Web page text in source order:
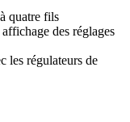
quatre fils
des réglages
les régulateurs de